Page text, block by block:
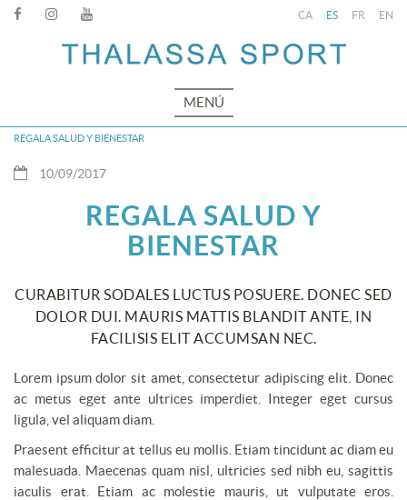
CA ES FR EN
MENÚ
REGALA SALUD Y BIENESTAR
10/09/2017
REGALA SALUD Y
BIENESTAR
CURABITUR SODALES LUCTUS POSUERE. DONEC SED
DOLOR DUI. MAURIS MATTIS BLANDIT ANTE, IN
FACILISIS ELIT ACCUMSAN NEC.
Lorem ipsum dolor sit amet, consectetur adipiscing elit. Donec
ac metus eget ante ultrices imperdiet. Integer eget cursus
ligula, vel aliquam diam.
Praesent efficitur at tellus eu mollis. Etiam tincidunt ac diam eu
malesuada. Maecenas quam nisl, ultricies sed nibh eu, sagittis
iaculis erat. Etiam ac molestie mauris, ut vulputate eros.